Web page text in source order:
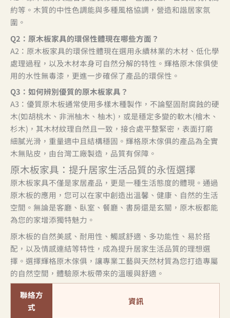
約等。木質的中性色調能與多種風格協調，營造和諧居家氛
圍。
Q2 ：原木板家具的環保性體現在哪些方面？
A2：原木板家具的環保性體現在選用永續林業的木材、低化學
處理過程，以及木材本身可自然分解的特性。輝格原木傢俱使
用的水性無毒漆，更進一步確保了產品的環保性。
Q3 ：如何辨別優質的原木板家具？
A3：優質原木板通常使用多樣木種製作，不論堅固耐腐蝕的硬
木(如胡桃木、非洲柚木、柚木)，或是穩定多變的軟木(檜木、
杉木)，其木材紋理自然且一致，接合處平整緊密，表面打磨
細膩光滑，重量適中且結構穩固。輝格原木傢俱的產品為全實
木無貼皮，由台灣工廠製造，品質有保障。
原木板家具：提升居家生活品質的永恆選擇
原木板家具不僅是家居產品，更是一種生活態度的體現。通過
原木板的應用，您可以在家中創造出溫馨、健康、自然的生活
空間。無論是客廳、臥室、餐廳、書房還是玄關，原木板都能
為您的家增添獨特魅力。
原木板的自然美感、耐用性、觸感舒適、多功能性、易於搭
配，以及情感連結等特性，成為提升居家生活品質的理想選
擇。選擇輝格原木傢俱，讓專業工藝與天然材質為您打造專屬
的自然空間，體驗原木板帶來的溫暖與舒適。
聯絡方
式
資訊